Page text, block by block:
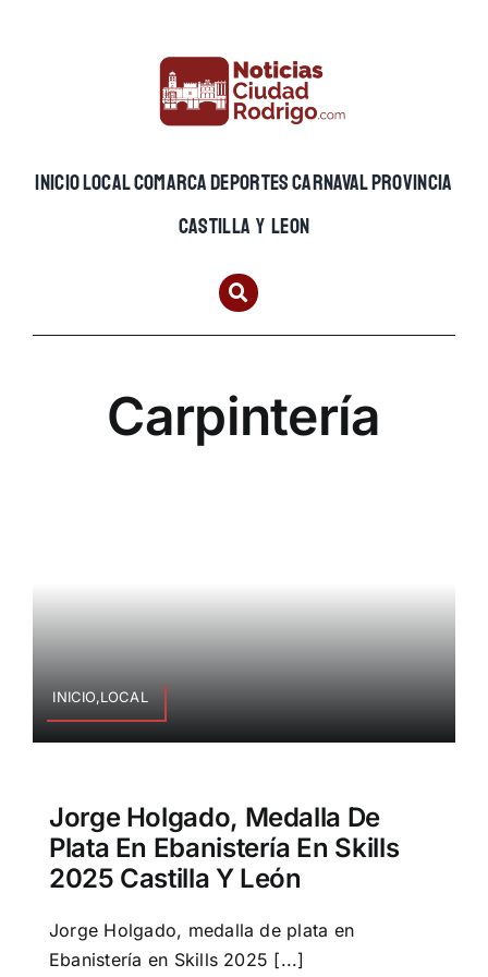
INICIOLOCALCOMARCADEPORTESCARNAVALPROVINCIA
CASTILLA Y LEON
Carpintería
INICIO,LOCAL
Jorge Holgado, Medalla De
Plata En Ebanistería En Skills
2025 Castilla Y León
Jorge Holgado, medalla de plata en
Ebanistería en Skills 2025 [...]